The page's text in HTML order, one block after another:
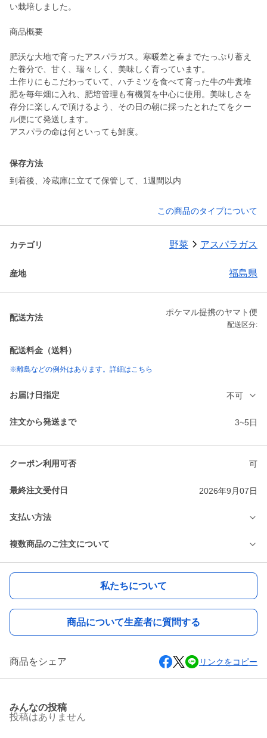
い栽培しました。
商品概要
肥沃な大地で育ったアスパラガス。寒暖差と春までたっぷり蓄え
た養分で、甘く、瑞々しく、美味しく育っています。
土作りにもこだわっていて、ハチミツを食べて育った牛の牛糞堆
肥を毎年畑に入れ、肥培管理も有機質を中心に使用。美味しさを
存分に楽しんで頂けるよう、その日の朝に採ったとれたてをクー
ル便にて発送します。
保存方法
到着後、冷蔵庫に立てて保管して、1週間以内
この商品のタイプについて
カテゴリ 野菜 アスパラガス
産地 福島県
配送方法
ポケマル提携のヤマト便
配送区分:
配送料金（送料）
※離島などの例外はあります。詳細はこちら
お届け日指定 不可
注文から発送まで 3~5日
クーポン利用可否 可
最終注文受付日 2026年9月07日
支払い方法
複数商品のご注文について
私たちについて
商品について生産者に質問する
商品をシェア リンクをコピー
みんなの投稿
投稿はありません